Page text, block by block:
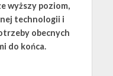
wyższy poziom,
technologii i
obecnych
do końca.